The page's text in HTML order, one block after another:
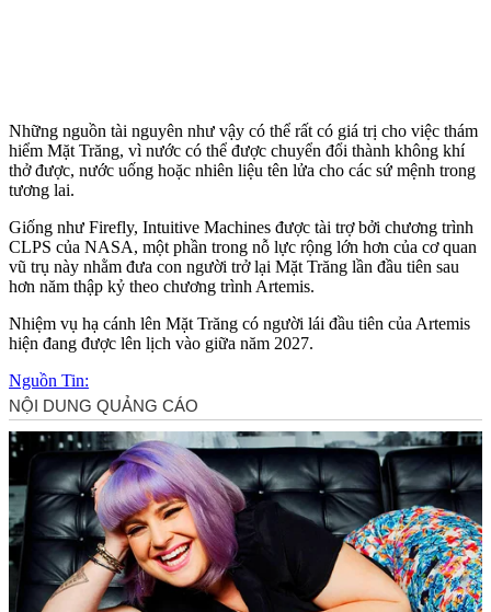
Những nguồn tài nguyên như vậy có thể rất có giá trị cho việc thám
hiểm Mặt Trăng, vì nước có thể được chuyển đổi thành không khí
thở được, nước uống hoặc nhiên liệu tên lửa cho các sứ mệnh trong
tương lai.
Giống như Firefly, Intuitive Machines được tài trợ bởi chương trình
CLPS của NASA, một phần trong nỗ lực rộng lớn hơn của cơ quan
vũ trụ này nhằm đưa con người trở lại Mặt Trăng lần đầu tiên sau
hơn năm thập kỷ theo chương trình Artemis.
Nhiệm vụ hạ cánh lên Mặt Trăng có người lái đầu tiên của Artemis
hiện đang được lên lịch vào giữa năm 2027.
Nguồn Tin: